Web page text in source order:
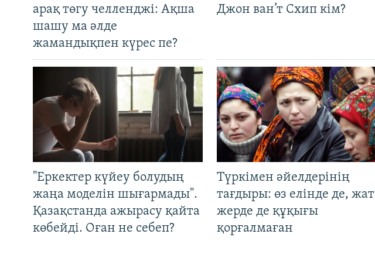
арақ төгу челленджі: Ақша
шашу ма әлде
жамандықпен күрес пе?
Джон ван’т Схип кім?
"Еркектер күйеу болудың
жаңа моделін шығармады".
Қазақстанда ажырасу қайта
көбейді. Оған не себеп?
Түркімен әйелдерінің
тағдыры: өз елінде де, жат
жерде де құқығы
қорғалмаған